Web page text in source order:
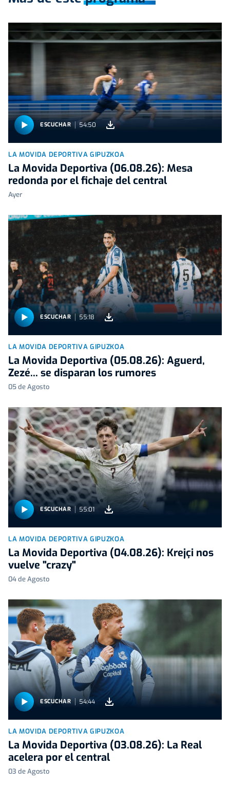
ESCUCHAR 54:50
LA MOVIDA DEPORTIVA GIPUZKOA
La Movida Deportiva (06.08.26): Mesa
redonda por el fichaje del central
Ayer
ESCUCHAR 55:18
LA MOVIDA DEPORTIVA GIPUZKOA
La Movida Deportiva (05.08.26): Aguerd,
Zezé... se disparan los rumores
05 de Agosto
ESCUCHAR 55:01
LA MOVIDA DEPORTIVA GIPUZKOA
La Movida Deportiva (04.08.26): Krejçi nos
vuelve "crazy"
04 de Agosto
ESCUCHAR 54:44
LA MOVIDA DEPORTIVA GIPUZKOA
La Movida Deportiva (03.08.26): La Real
acelera por el central
03 de Agosto